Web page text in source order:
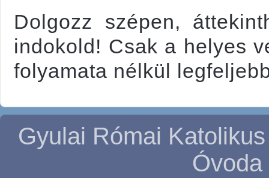
Dolgozz szépen,
indokold! Csak a helyes
folyamata nélkül
Gyulai Római